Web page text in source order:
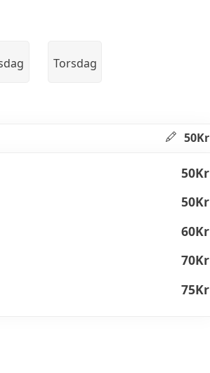
Torsdag
50Kr
50Kr
50Kr
60Kr
70Kr
75Kr